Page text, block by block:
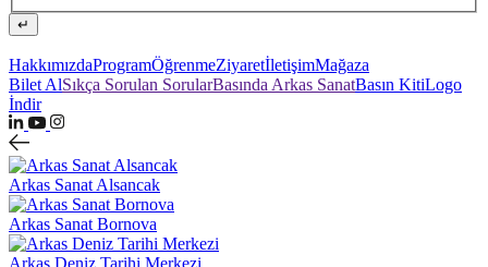
↵
HakkımızdaProgramÖğrenmeZiyaretİletişimMağaza
Bilet AlSıkça Sorulan SorularBasında Arkas SanatBasın KitiLogo
İndir
Arkas Sanat Alsancak
Arkas Sanat Bornova
Arkas Deniz Tarihi Merkezi